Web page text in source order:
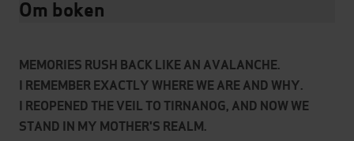
Om boken
MEMORIES RUSH BACK LIKE AN AVALANCHE.
I REMEMBER EXACTLY WHERE WE ARE AND WHY.
I REOPENED THE VEIL TO TIRNANOG, AND NOW WE
STAND IN MY MOTHER'S REALM.